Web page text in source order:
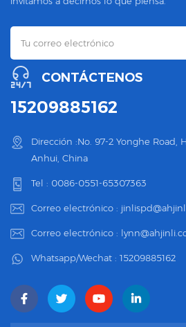
CONTÁCTENOS
15209885162
Dirección :No. 97-2 Yonghe Road,
Anhui, China
Tel : 0086-0551-65307363
Correo electrónico :
Correo electrónico :
Whatsapp/Wechat : 15209885162